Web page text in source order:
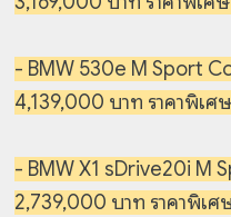
- BMW 530e M Sport
4,139,000 บาท ราคาพิเ
- BMW X1 sDrive20i M
2,739,000 บาท ราคาพิเ